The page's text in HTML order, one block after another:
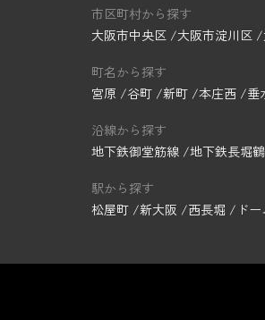
市区町村から探す
大阪市中央区
大阪市淀川区
町名から探す
宮原
谷町 新町 本庄西 垂
沿線から探す
地下鉄御堂筋線 地下鉄長堀
駅から探す
松屋町 新大阪 西長堀 ド